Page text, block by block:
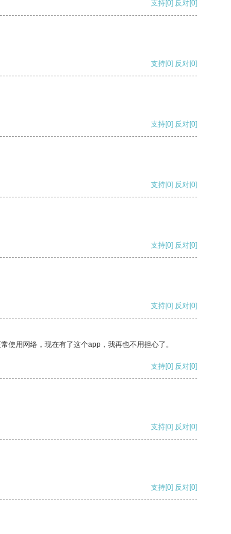
支持[0] 反对[0]
支持[0] 反对[0]
支持[0] 反对[0]
支持[0] 反对[0]
支持[0] 反对[0]
支持[0] 反对[0]
使用网络，现在有了这个app，我再也不用担心了。
支持[0] 反对[0]
支持[0] 反对[0]
支持[0] 反对[0]